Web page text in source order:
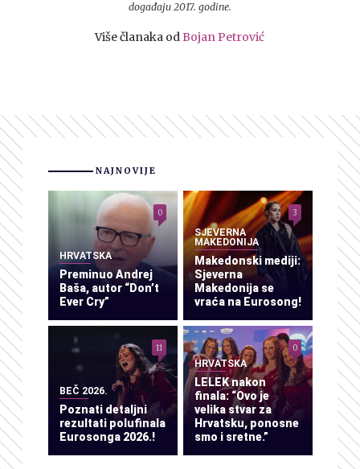
događaju 2017. godine.
Više članaka odBojan Petrović
NAJNOVIJE
HRVATSKA
Preminuo Andrej
Baša, autor “Don’t
Ever Cry”
0
SJEVERNA
MAKEDONIJA
Makedonski mediji:
Sjeverna
Makedonija se
vraća na Eurosong!
3
BEČ 2026.
Poznati detaljni
rezultati polufinala
Eurosonga 2026.!
11
HRVATSKA
LELEK nakon
finala: “Ovo je
velika stvar za
Hrvatsku, ponosne
smo i sretne.”
0